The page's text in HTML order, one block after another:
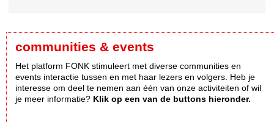
communities & events
Het platform FONK stimuleert met diverse communities en
events interactie tussen en met haar lezers en volgers. Heb je
interesse om deel te nemen aan één van onze activiteiten of wil
je meer informatie? Klik op een van de buttons hieronder.